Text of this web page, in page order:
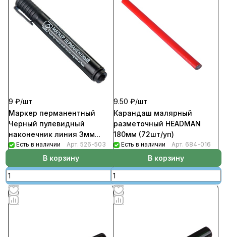
9 ₽/шт
Маркер перманентный
Черный пулевидный
наконечник линия 3мм
(24шт/уп)
Есть в наличии Арт. 526-503
В корзину
9.50 ₽/шт
Карандаш малярный
разметочный HEADMAN
180мм (72шт/уп)
Есть в наличии Арт. 684-016
В корзину